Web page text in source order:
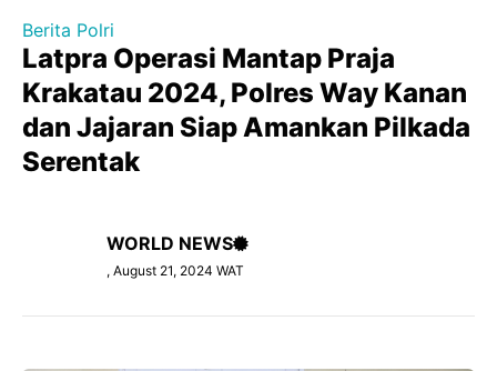
Berita Polri
Latpra Operasi Mantap Praja
Krakatau 2024, Polres Way Kanan
dan Jajaran Siap Amankan Pilkada
Serentak
WORLD NEWS
, August 21, 2024 WAT